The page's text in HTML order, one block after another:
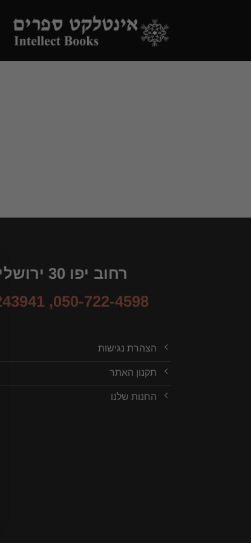
רחוב יפו 30 ירושלים
050-722-4598
,
הצהרת נגישות
תקנון האתר
החנות שלנו